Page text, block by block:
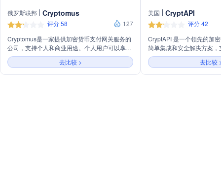
俄罗斯联邦 Cryptomus
评分 58
127
Cryptomus是一家提供加密货币支付网关服务的
公司，支持个人和商业用途。个人用户可以享受
钱包、P2P交易、质押、转换器、赚取加密货币
等服务。商业用户则可以利用White Label网
关、加密处理、商家目录、大额支付等功能。此
去比较 >
美国 CryptAPI
评分 42
CryptAPI 是一个领先的加
简单集成和安全解决方案
种加密货币支付，无需注
去比较